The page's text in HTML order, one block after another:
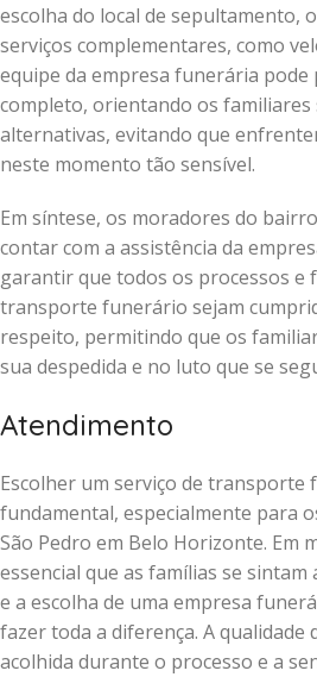
escolha do local de sepultamento,
serviços complementares, como
equipe da empresa funerária
completo, orientando os familiares
alternativas, evitando que
neste momento tão sensível.
Em síntese, os moradores do
contar com a assistência da
garantir que todos os processos e
transporte funerário sejam
respeito, permitindo que os
sua despedida e no luto que se
Atendimento
Escolher um serviço de transporte
fundamental, especialmente para
São Pedro em Belo Horizonte. Em
essencial que as famílias se sintam
e a escolha de uma empresa
fazer toda a diferença. A qualidade
acolhida durante o processo e a